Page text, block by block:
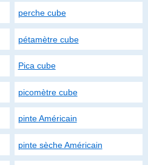
perche cube
pétamètre cube
Pica cube
picomètre cube
pinte Américain
pinte sèche Américain